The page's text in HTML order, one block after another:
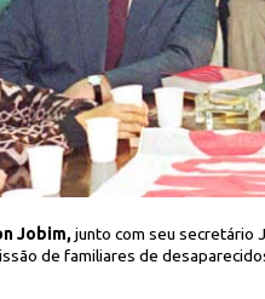
Jobim, junto com seu secretário
de familiares de